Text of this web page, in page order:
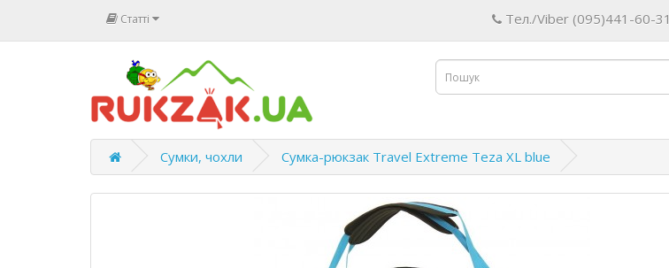
Статті Тел./Viber (095)441-60-31
Сумки, чохли Сумка-рюкзак Travel Extreme Teza XL blue